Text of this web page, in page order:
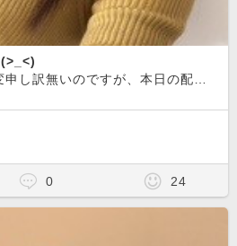
訳無いのですが、本日の配信はお休みします
0 24